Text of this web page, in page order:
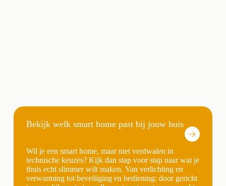
Bekijk welk smart home past bij jouw huis
Wil je een smart home, maar niet verdwalen in
technische keuzes? Kijk dan stap voor stap naar wat je
thuis echt slimmer wilt maken. Van verlichting en
verwarming tot beveiliging en bediening: door gericht